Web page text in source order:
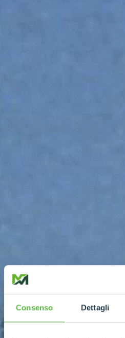
Consenso Dettagli